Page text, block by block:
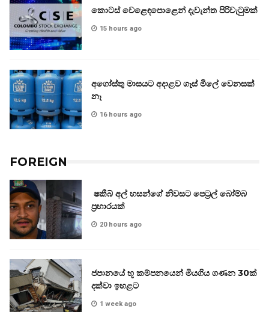
කොටස් වෙළෙඳපොළෙන් දැවැන්ත පිරිවැටුමක්
15 hours ago
අගෝස්තු මාසයට අදාළව ගෑස් මිලේ වෙනසක්
නෑ
16 hours ago
FOREIGN
ෂකීබ් අල් හසන්ගේ නිවසට පෙට්‍රල් බෝම්බ
ප්‍රහාරයක්
20 hours ago
ජපානයේ භූ කම්පනයෙන් මියගිය ගණන 30ක්
දක්වා ඉහළට
1 week ago